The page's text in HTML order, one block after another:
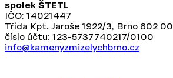
spolek ŠTETL
IČO: 14021447
Třída Kpt. Jaroše 1922/3, Brno 602 00
číslo účtu: 123-5737740217/0100
info@kamenyzmizelychbrno.cz